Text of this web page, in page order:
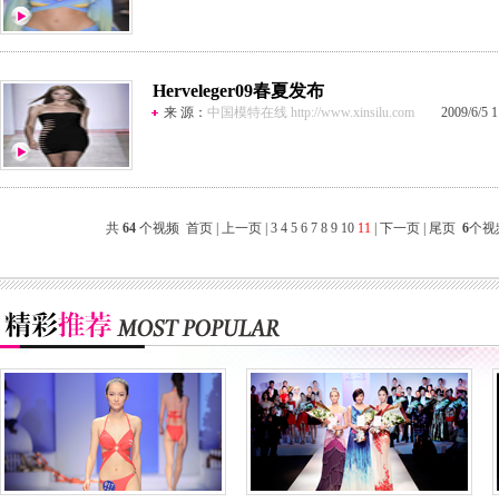
Herveleger09春夏发布
来 源： 中国模特在线 http://www.xinsilu.com 2009/6/5
共 64个视频 首页| 上一页| 3 4 5 6 7 8 9 10 11 | 下一页 | 尾页 6个视